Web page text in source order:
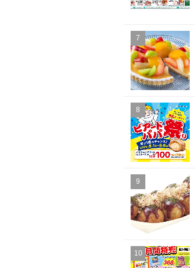
7
8
9
10